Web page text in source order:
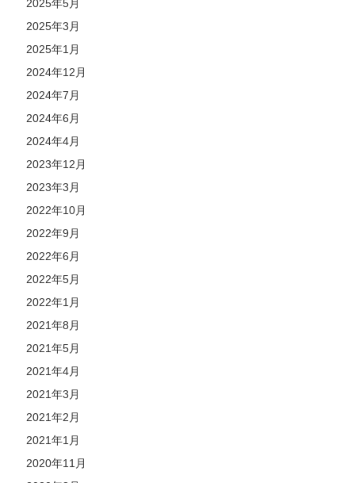
2025年5月
2025年3月
2025年1月
2024年12月
2024年7月
2024年6月
2024年4月
2023年12月
2023年3月
2022年10月
2022年9月
2022年6月
2022年5月
2022年1月
2021年8月
2021年5月
2021年4月
2021年3月
2021年2月
2021年1月
2020年11月